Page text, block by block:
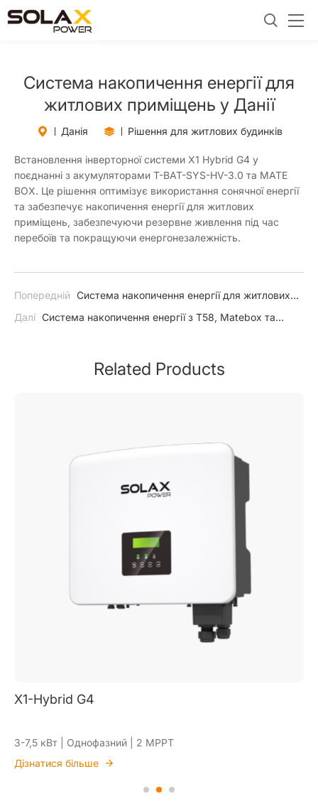
Система накопичення енергії для
житлових приміщень у Данії
Данія Рішення для житлових будинків
Встановлення інверторної системи X1 Hybrid G4 у
поєднанні з акумуляторами T-BAT-SYS-HV-3.0 та MATE
BOX. Це рішення оптимізує використання сонячної енергії
та забезпечує накопичення енергії для житлових
приміщень, забезпечуючи резервне живлення під час
перебоїв та покращуючи енергонезалежність.
Попередній Система накопичення енергії для житлових
приміщень у Франції
Далі Система накопичення енергії з T58, Matebox та
Related Products
X1-Hybrid G4
3-7,5 кВт | Однофазний | 2 MPPT
Дізнатися більше